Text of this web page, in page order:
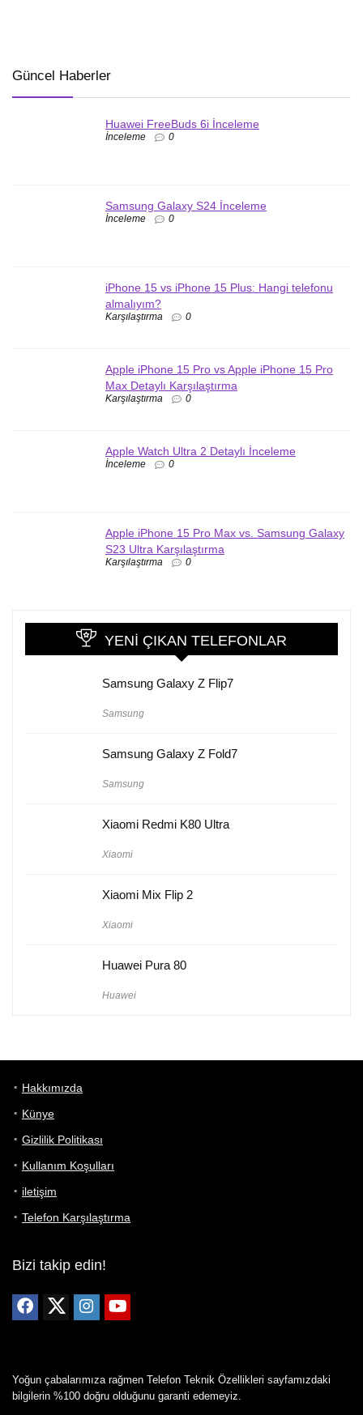
Güncel Haberler
Huawei FreeBuds 6i İnceleme
İnceleme 0
Samsung Galaxy S24 İnceleme
İnceleme 0
iPhone 15 vs iPhone 15 Plus: Hangi telefonu
almalıyım?
Karşılaştırma 0
Apple iPhone 15 Pro vs Apple iPhone 15 Pro
Max Detaylı Karşılaştırma
Karşılaştırma 0
Apple Watch Ultra 2 Detaylı İnceleme
İnceleme 0
Apple iPhone 15 Pro Max vs. Samsung Galaxy
S23 Ultra Karşılaştırma
Karşılaştırma 0
YENI ÇIKAN TELEFONLAR
Samsung Galaxy Z Flip7
Samsung
Samsung Galaxy Z Fold7
Samsung
Xiaomi Redmi K80 Ultra
Xiaomi
Xiaomi Mix Flip 2
Xiaomi
Huawei Pura 80
Huawei
Hakkımızda
Künye
Gizlilik Politikası
Kullanım Koşulları
iletişim
Telefon Karşılaştırma
Bizi takip edin!
Yoğun çabalarımıza rağmen Telefon Teknik Özellikleri sayfamızdaki
bilgilerin %100 doğru olduğunu garanti edemeyiz.